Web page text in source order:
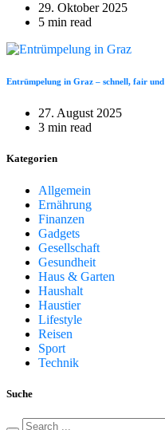
29. Oktober 2025
5 min read
Entrümpelung in Graz – schnell, fair und
27. August 2025
3 min read
Kategorien
Allgemein
Ernährung
Finanzen
Gadgets
Gesellschaft
Gesundheit
Haus & Garten
Haushalt
Haustier
Lifestyle
Reisen
Sport
Technik
Suche